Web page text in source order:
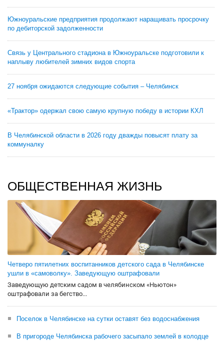
Южноуральские предприятия продолжают наращивать просрочку
по дебиторской задолженности
Связь у Центрального стадиона в Южноуральске подготовили к
наплыву любителей зимних видов спорта
27 ноября ожидаются следующие события – Челябинск
«Трактор» одержал свою самую крупную победу в истории КХЛ
В Челябинской области в 2026 году дважды повысят плату за
коммуналку
ОБЩЕСТВЕННАЯ ЖИЗНЬ
Четверо пятилетних воспитанников детского сада в Челябинске
ушли в «самоволку». Заведующую оштрафовали
Заведующую детским садом в челябинском «Ньютон»
оштрафовали за бегство...
Поселок в Челябинске на сутки оставят без водоснабжения
В пригороде Челябинска рабочего засыпало землей в колодце